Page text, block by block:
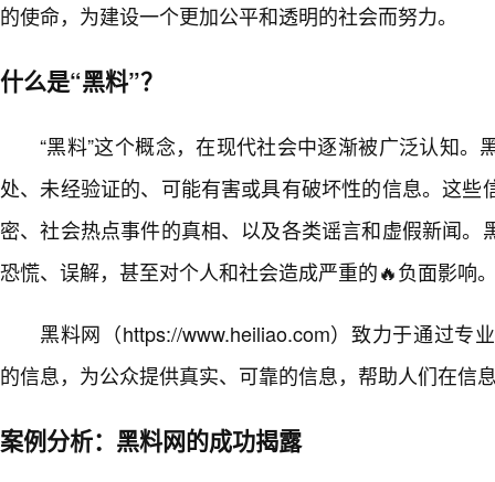
的使命，为建设一个更加公平和透明的社会而努力。
什么是“黑料”？
“黑料”这个概念，在现代社会中逐渐被广泛认知。
处、未经验证的、可能有害或具有破坏性的信息。这些
密、社会热点事件的真相、以及各类谣言和虚假新闻。
恐慌、误解，甚至对个人和社会造成严重的🔥负面影响
黑料网（https://www.heiliao.com）致力于通过专
的信息，为公众提供真实、可靠的信息，帮助人们在信
案例分析：黑料网的成功揭露